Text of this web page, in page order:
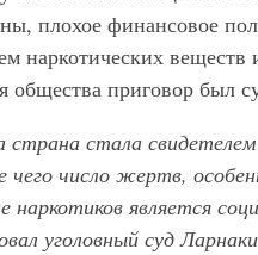
плохое финансовое
наркотических
общества приговор был
стала
чего число жертв,
является
уголовный суд